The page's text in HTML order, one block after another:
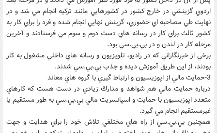
اردوي گزينشي در خارج كشور در كشورهايي مانند تركيه انجام مي شد و در
نهايت طي مصاحبه اي حضوري، گزينش نهايي انجام شده و فرد را براي كار به
كشور ثالث براي كار در رسانه هاي دست دوم و سوم مي فرستادند و آخرين
مرحله كار در لندن و در بي.بي.سي بود.
برخي از خبرنگاراني كه در راديو، تلويزيون و رسانه هاي داخلي مشغول به كار
بودند، از اين طريق آموزش ديده و جذب بي.بي.سي شدند.
3-حمايت مالي از اپوزيسيون و ارتباط گيري با گروه هاي معاند
درباره حمايت مالي هم شواهد و مدارك زيادي در دست هست كه كارهاي
متعدد اپوزيسيون با حمايت و اسپانسريت مالي بي.بي.سي به طور مستقيم يا
غيرمستقيم انجام مي گيرد.
همچنين بي.بي.سي از راه هاي مختلفي تلاش خود را براي هدايت و جهت